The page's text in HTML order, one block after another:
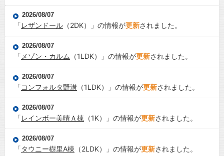
2026/08/07
「レザンドール（2DK）」の情報が更新されました。
2026/08/07
「 メゾン・カルム （1LDK）」の情報が更新されました。
2026/08/07
「コンフォルタ野溝（1LDK）」の情報が更新されました。
2026/08/07
「レインボー美晴Ａ棟 （1K）」の情報が更新されました。
2026/08/07
「タウニー樹里A棟 （2LDK）」の情報が更新されました。